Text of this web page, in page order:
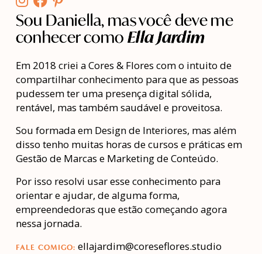
Sou Daniella, mas você deve me
conhecer comoElla Jardim
Em 2018 criei a Cores & Flores com o intuito de
compartilhar conhecimento para que as pessoas
pudessem ter uma presença digital sólida,
rentável, mas também saudável e proveitosa.
Sou formada em Design de Interiores, mas além
disso tenho muitas horas de cursos e práticas em
Gestão de Marcas e Marketing de Conteúdo.
Por isso resolvi usar esse conhecimento para
orientar e ajudar, de alguma forma,
empreendedoras que estão começando agora
nessa jornada.
FALE COMIGO: ellajardim@coreseflores.studio